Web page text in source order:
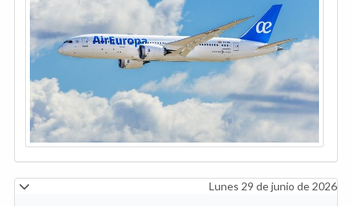
Lunes 29 de junio de 2026